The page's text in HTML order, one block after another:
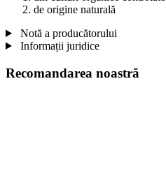
de origine naturală
Notă a producătorului
Informații juridice
Recomandarea noastră